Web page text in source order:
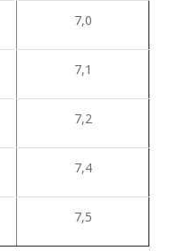
7,0
7,1
7,2
7,4
7,5